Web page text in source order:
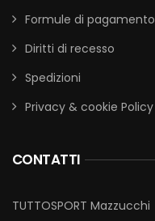
Formule di pagamento
Diritti di recesso
Spedizioni
Privacy & cookie Policy
CONTATTI
TUTTOSPORT Mazzucchi